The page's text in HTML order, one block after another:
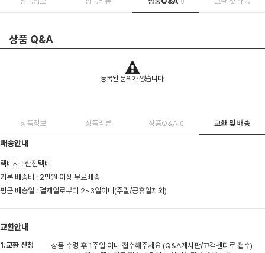
상품 Q&A
등록된 문의가 없습니다.
상품정보 상품리뷰 상품Q&A 0 교환 및 배송
배송안내
택배사 : 한진택배
기본 배송비 : 2만원 이상 무료배송
평균 배송일 : 결제일로부터 2~3일이내(주말/공휴일제외)
교환안내
1.교환 신청
상품 수령 후 1주일 이내 접수해주세요 (Q&A게시판/고객센터로 접수)